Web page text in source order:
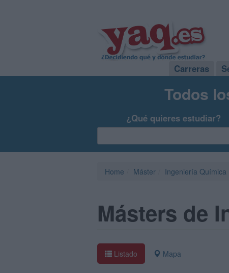
Carreras
Todos
¿Qué quieres estudiar?
Home Máster Ingeniería Química
Másters de
Listado Mapa